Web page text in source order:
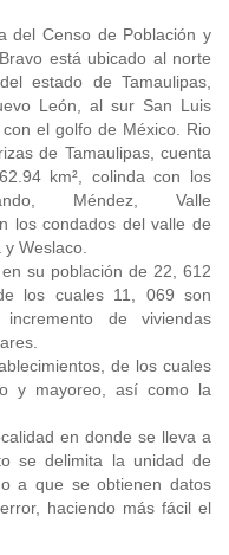
del Censo de Población y
está ubicado al norte
estado de Tamaulipas,
León, al sur San Luis
el golfo de México. Rio
de Tamaulipas, cuenta
km², colinda con los
Méndez, Valle
los condados del valle de
Weslaco.
su población de 22, 612
los cuales 11, 069 son
de viviendas
hogares.
de los cuales
y mayoreo, así como la
en donde se lleva a
se delimita la unidad de
a que se obtienen datos
haciendo más fácil el